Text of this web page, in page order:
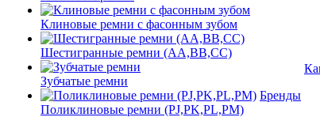
Клиновые ремни с фасонным зубом
Шестигранные ремни (AA,BB,CC)
Зубчатые ремни
Поликлиновые ремни (PJ,PK,PL,PM)
Бренды